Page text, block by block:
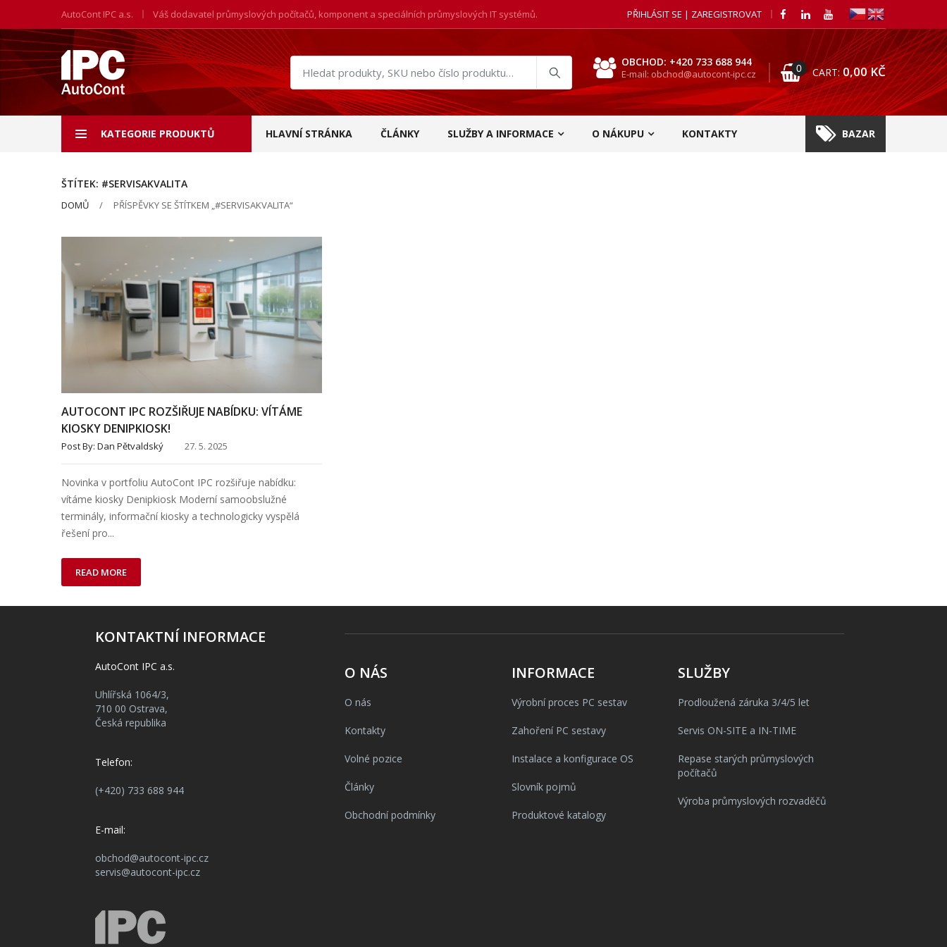
AutoCont IPC a.s. Váš dodavatel průmyslových počítačů, komponent a speciálních průmyslových IT systémů. PŘIHLÁSIT SE | ZAREGISTROVAT
Hledat
produkty
OBCHOD: +420 733 688 944
E-mail: obchod@autocont-ipc.cz 0 CART: 0,00KČ
KATEGORIE PRODUKTŮ HLAVNÍ STRÁNKA ČLÁNKY SLUŽBY A INFORMACE O NÁKUPU KONTAKTY BAZAR
ŠTÍTEK: #SERVISAKVALITA
DOMŮ PŘÍSPĚVKY SE ŠTÍTKEM „#SERVISAKVALITA“
AUTOCONT IPC ROZŠIŘUJE NABÍDKU: VÍTÁME
KIOSKY DENIPKIOSK!
Post By: Dan Pětvaldský 27. 5. 2025
Novinka v portfoliu AutoCont IPC rozšiřuje nabídku:
vítáme kiosky Denipkiosk Moderní samoobslužné
terminály, informační kiosky a technologicky vyspělá
řešení pro...
READ MORE
KONTAKTNÍ INFORMACE
AutoCont IPC a.s.
Uhlířská 1064/3,
710 00 Ostrava,
Česká republika
Telefon:
(+420) 733 688 944
E-mail:
obchod@autocont-ipc.cz
servis@autocont-ipc.cz
O NÁS
O nás
Kontakty
Volné pozice
Články
Obchodní podmínky
INFORMACE
Výrobní proces PC sestav
Zahoření PC sestavy
Instalace a konfigurace OS
Slovník pojmů
Produktové katalogy
SLUŽBY
Prodloužená záruka 3/4/5 let
Servis ON-SITE a IN-TIME
Repase starých průmyslových
počítačů
Výroba průmyslových rozvaděčů